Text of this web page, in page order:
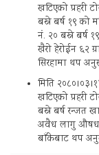
खटिएको प्रहरी
बस्ने बर्ष १९ को
नं. २० बस्ने बर्ष
खैरो हेरोईन ६२
सिरहामा थप
मिति
खटिएको प्रहरी
बस्ने बर्ष रन्जत
अवैध लागु औषध
बाँकेबाट थप